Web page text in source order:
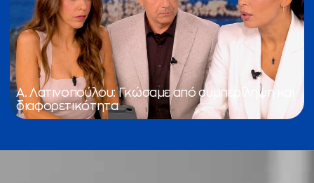
Α. Λατινοπούλου: Γκώσαμε από συμπερίληψη και
διαφορετικότητα